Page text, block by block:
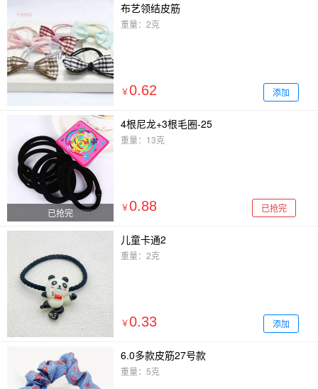
布艺领结皮筋
重量：2克
￥0.62 添加
已抢完
4根尼龙+3根毛圈-25
重量：13克
￥0.88 已抢完
儿童卡通2
重量：2克
￥0.33 添加
6.0多款皮筋27号款
重量：5克